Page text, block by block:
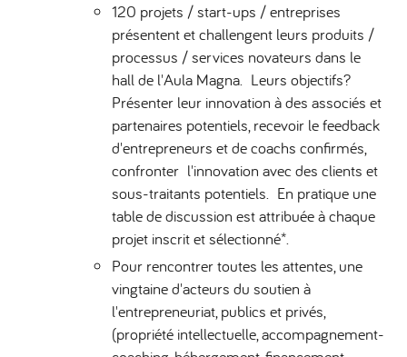
120 projets / start-ups / entreprises
présentent et challengent leurs produits /
processus / services novateurs dans le
hall de l'Aula Magna. Leurs objectifs?
Présenter leur innovation à des associés et
partenaires potentiels, recevoir le feedback
d'entrepreneurs et de coachs confirmés,
confronter l'innovation avec des clients et
sous-traitants potentiels. En pratique une
table de discussion est attribuée à chaque
projet inscrit et sélectionné*.
Pour rencontrer toutes les attentes, une
vingtaine d'acteurs du soutien à
l'entrepreneuriat, publics et privés,
(propriété intellectuelle, accompagnement-